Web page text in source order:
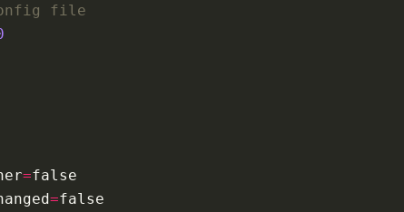
file
=false
=false